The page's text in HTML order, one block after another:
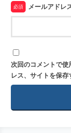
必須 メールアドレ
次回のコメントで
レス、サイトを保存